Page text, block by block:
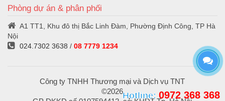
Phòng dự án & phân phối
A1 TT1, Khu đô thị Bắc Linh Đàm, Phường Định Công, TP Hà
Nội
024.7302 3638 / 08 7779 1234
Công ty TNHH Thương mại và Dịch vụ TNT
©2026Hotline: 0972 368 368